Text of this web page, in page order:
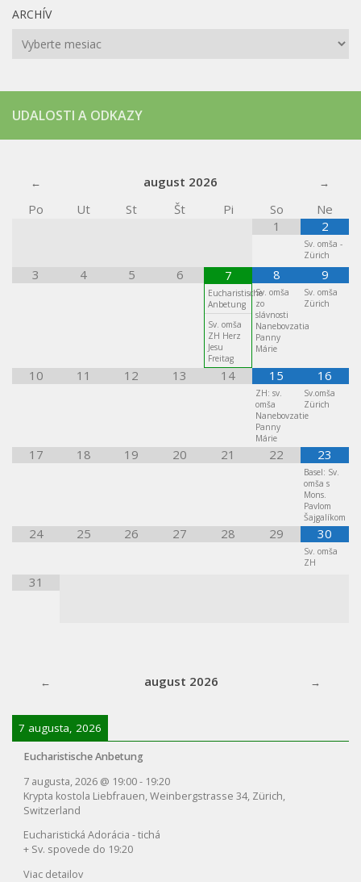
ARCHÍV
Archív
UDALOSTI A ODKAZY
august 2026
Po
Ut St Št Pi So
Ne
1
2
Sv. omša -
Zürich
3 4 5 6 7
Eucharistische
Anbetung
Sv. omša
ZH Herz
Jesu
Freitag
8
Sv. omša
zo
slávnosti
Nanebovzatia
Panny
Márie
9
Sv. omša
Zürich
10 11 12 13 14 15
ZH: sv.
omša
Nanebovzatie
Panny
Márie
16
Sv.omša
Zürich
17 18 19 20 21 22 23
Basel: Sv.
omša s
Mons.
Pavlom
Šajgalíkom
24 25 26 27 28 29 30
Sv. omša
ZH
31
august 2026
7 augusta, 2026
Eucharistische Anbetung
7 augusta, 2026 @ 19:00- 19:20
Krypta kostola Liebfrauen, Weinbergstrasse 34, Zürich,
Switzerland
Eucharistická Adorácia - tichá
+ Sv. spovede do 19:20
Viac detailov